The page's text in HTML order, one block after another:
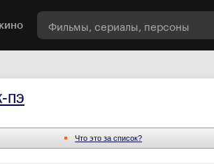
пэ
Что это за список?